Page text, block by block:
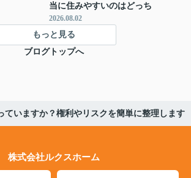
当に住みやすいのはどっち
2026.08.02
もっと見る
ブログトップへ
いますか？権利やリスクを簡単に整理します
株式会社ルクスホーム